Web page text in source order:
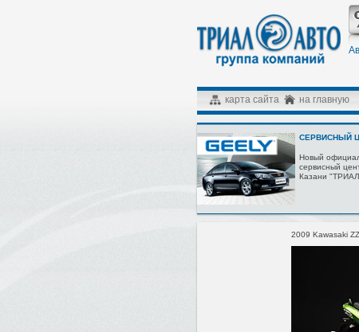
карта сайта на главную
СЕРВИСНЫЙ
Новый
сервисный
Казани
2009 Kawasaki